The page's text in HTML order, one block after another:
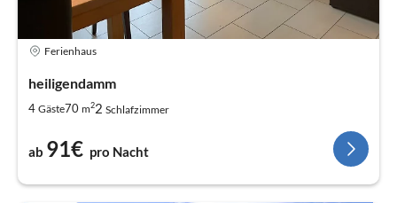
Ferienhaus
heiligendamm
4 Gäste70 m22 Schlafzimmer
ab 91€ pro Nacht